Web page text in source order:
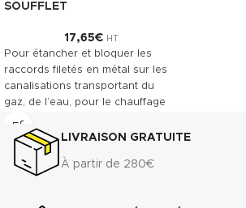
SOUFFLET
17,65€ HT
Pour étancher et bloquer les
raccords filetés en métal sur les
canalisations transportant du
gaz, de l’eau, pour le chauffage
central et des installations
industrielles. Convient entre
autres à l'acier, au laiton et à
l'inox.
LIVRAISON GRATUITE
À partir de 280€